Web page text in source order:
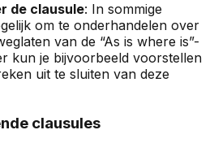
de clausule: In sommige
om te onderhandelen over
van de “As is where is”-
kun je bijvoorbeeld voorstellen
uit te sluiten van deze
clausules